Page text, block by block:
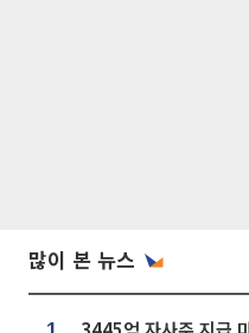
많이 본 뉴스